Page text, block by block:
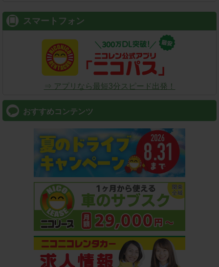
スマートフォン
⇒ アプリなら最短3分スピード出発！
おすすめコンテンツ